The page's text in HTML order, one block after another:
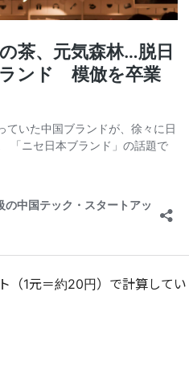
（1元＝約20円）で計算してい